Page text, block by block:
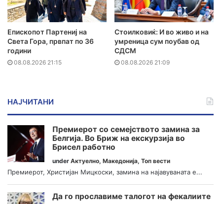
Епископот Партениј на
Света Гора, првпат по 36
години
08.08.2026 21:15
Стоилковиќ: И во живо и на
умреница сум поубав од
СДСМ
08.08.2026 21:09
НАЈЧИТАНИ
Премиерот со семејството замина за
Белгија. Во Бриж на екскурзија во
Брисел работно
under Актуелно, Македонија, Топ вести
Премиерот, Христијан Мицкоски, замина на најавуваната е...
Да го прославиме талогот на фекалиите